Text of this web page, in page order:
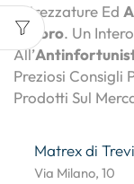
Attrezzature Ed
Lavoro. Un
All’
Preziosi Consigli
Prodotti Sul
Matrex di
Via Milano, 10